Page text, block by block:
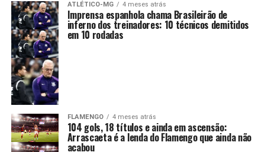
ATLÉTICO-MG 4 meses atrás
Imprensa espanhola chama Brasileirão de
inferno dos treinadores: 10 técnicos demitidos
em 10 rodadas
FLAMENGO 4 meses atrás
104 gols, 18 títulos e ainda em ascensão:
Arrascaeta é a lenda do Flamengo que ainda não
acabou